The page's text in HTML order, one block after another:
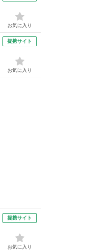
お気に入り
提携サイト
お気に入り
提携サイト
お気に入り